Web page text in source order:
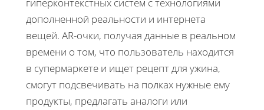
гиперконтекстных систем с технологиями
дополненной реальности и интернета
вещей. AR-очки, получая данные в реальном
времени о том, что пользователь находится
в супермаркете и ищет рецепт для ужина,
смогут подсвечивать на полках нужные ему
продукты, предлагать аналоги или